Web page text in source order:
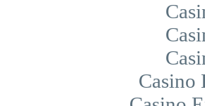
Casino